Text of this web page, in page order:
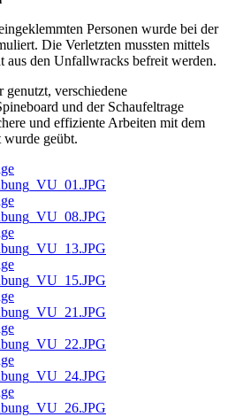
Personen wurde bei der
Die Verletzten mussten mittels
aus den Unfallwracks befreit werden.
verschiedene
und der Schaufeltrage
und effiziente Arbeiten mit dem
wurde geübt.